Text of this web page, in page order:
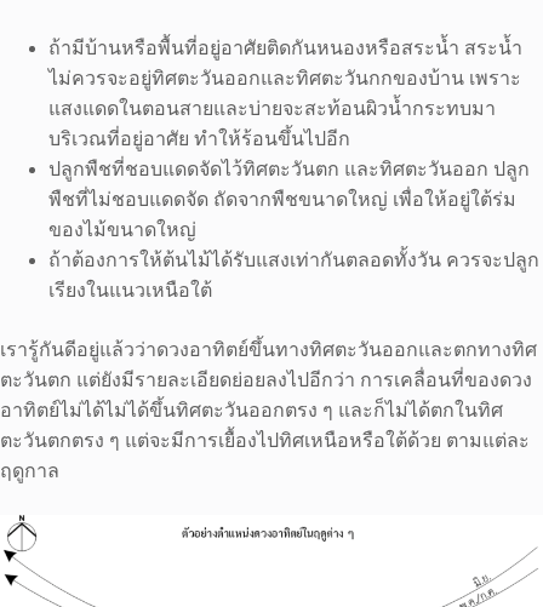
ถ้ามีบ้านหรือพื้นที่อยู่อาศัยติดกันหนองหรือสระน้ำ สระน้ำ
ไม่ควรจะอยู่ทิศตะวันออกและทิศตะวันกกของบ้าน เพราะ
แสงแดดในตอนสายและบ่ายจะสะท้อนผิวน้ำกระทบมา
บริเวณที่อยู่อาศัย ทำให้ร้อนขึ้นไปอีก
ปลูกพืชที่ชอบแดดจัดไว้ทิศตะวันตก และทิศตะวันออก ปลูก
พืชที่ไม่ชอบแดดจัด ถัดจากพืชขนาดใหญ่ เพื่อให้อยู่ใต้ร่ม
ของไม้ขนาดใหญ่
ถ้าต้องการให้ต้นไม้ได้รับแสงเท่ากันตลอดทั้งวัน ควรจะปลูก
เรียงในแนวเหนือใต้
เรารู้กันดีอยู่แล้วว่าดวงอาทิตย์ขึ้นทางทิศตะวันออกและตกทางทิศ
ตะวันตก แต่ยังมีรายละเอียดย่อยลงไปอีกว่า การเคลื่อนที่ของดวง
อาทิตย์ไม่ได้ไม่ได้ขึ้นทิศตะวันออกตรง ๆ และก็ไม่ได้ตกในทิศ
ตะวันตกตรง ๆ แต่จะมีการเยื้องไปทิศเหนือหรือใต้ด้วย ตามแต่ละ
ฤดูกาล